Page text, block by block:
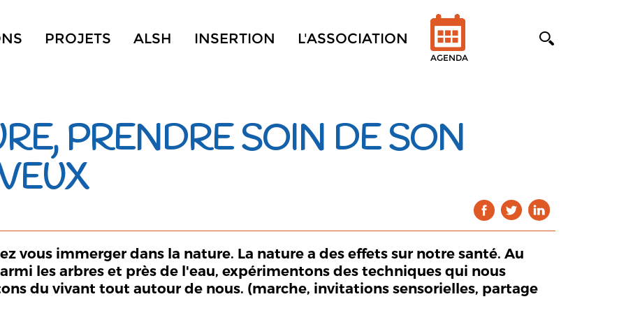
PROJETS ALSH INSERTION L'ASSOCIATION
AGENDA
PRENDRE SOIN DE SON
vous immerger dans la nature. La nature a des effets sur notre santé. Au
les arbres et près de l'eau, expérimentons des techniques qui nous
du vivant tout autour de nous. (marche, invitations sensorielles, partage